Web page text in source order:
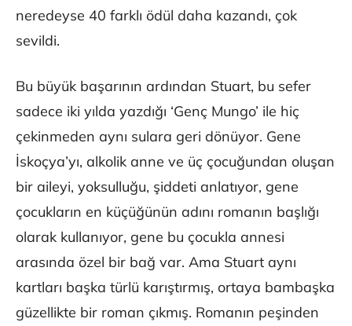
neredeyse 40 farklı ödül daha kazandı, çok
sevildi.
Bu büyük başarının ardından Stuart, bu sefer
sadece iki yılda yazdığı ‘Genç Mungo’ ile hiç
çekinmeden aynı sulara geri dönüyor. Gene
İskoçya’yı, alkolik anne ve üç çocuğundan oluşan
bir aileyi, yoksulluğu, şiddeti anlatıyor, gene
çocukların en küçüğünün adını romanın başlığı
olarak kullanıyor, gene bu çocukla annesi
arasında özel bir bağ var. Ama Stuart aynı
kartları başka türlü karıştırmış, ortaya bambaşka
güzellikte bir roman çıkmış. Romanın peşinden